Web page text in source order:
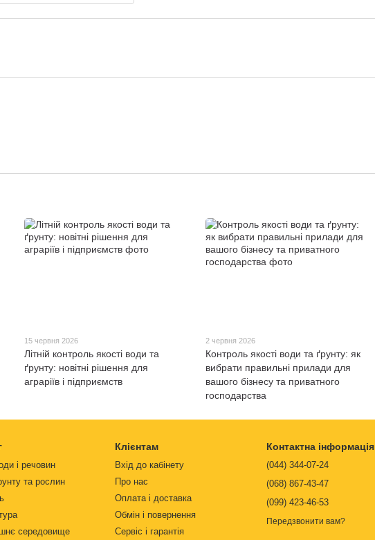
15 червня 2026
Літній контроль якості води та
ґрунту: новітні рішення для
аграріїв і підприємств
2 червня 2026
Контроль якості води та ґрунту: як
вибрати правильні прилади для
вашого бізнесу та приватного
господарства
і речовин
та рослин
середовище
Клієнтам
Вхід до кабінету
Про нас
Оплата і доставка
Обмін і повернення
Сервіс і гарантія
Контактна інформація
(044) 344-07-24
(068) 867-43-47
(099) 423-46-53
Передзвонити вам?